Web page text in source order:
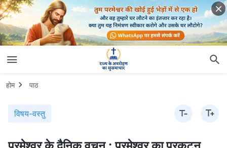
होम पाठ
विषय-वस्तु